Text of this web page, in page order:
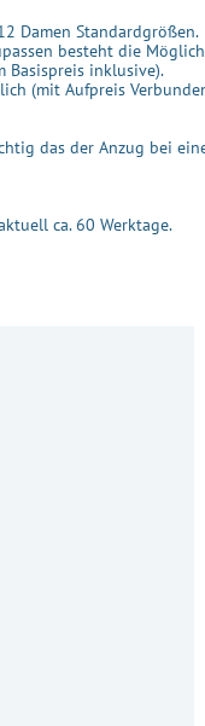
Damen Standardgrößen.
besteht die
Basispreis inklusive).
(mit Aufpreis
das der Anzug bei
ca. 60 Werktage.